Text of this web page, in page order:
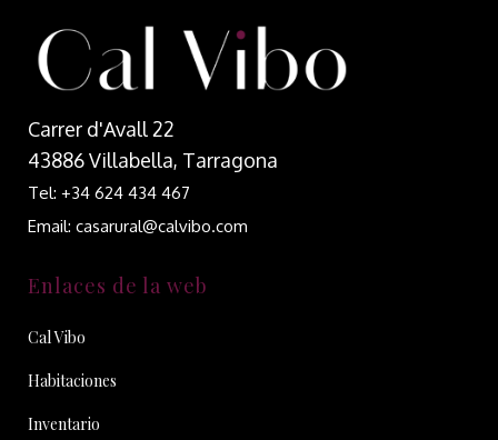
Carrer d'Avall 22
43886 Villabella, Tarragona
Tel: +34 624 434 467
Email: casarural@calvibo.com
Enlaces de la web
Cal Vibo
Habitaciones
Inventario